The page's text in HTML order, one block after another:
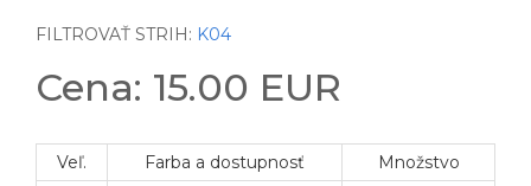
FILTROVAŤ STRIH: K04
Cena: 15.00 EUR
Veľ. Farba a dostupnosť Množstvo